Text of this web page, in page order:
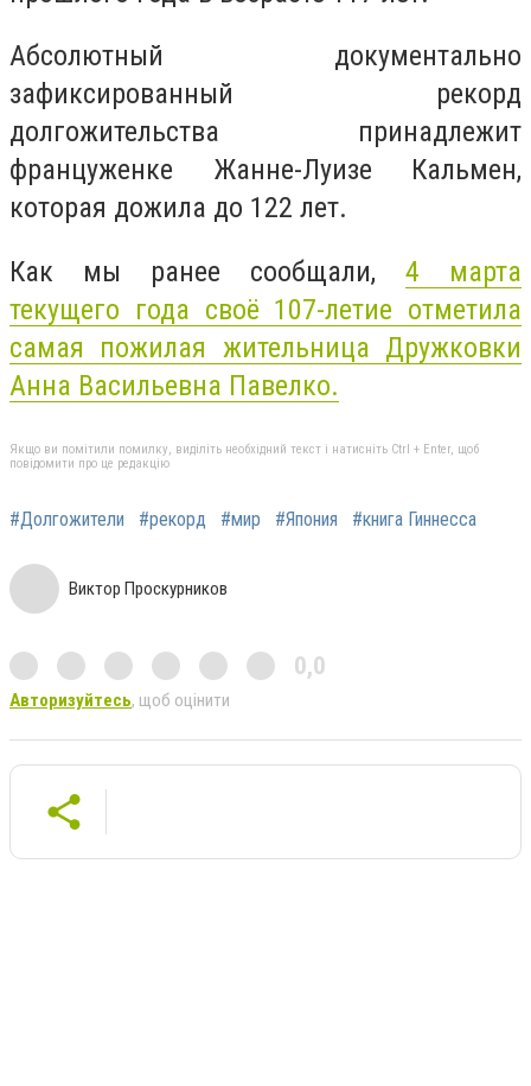
Абсолютный документально
зафиксированный рекорд
долгожительства принадлежит
француженке Жанне-Луизе Кальмен,
которая дожила до 122 лет.
Как мы ранее сообщали, 4 марта
текущего года своё 107-летие отметила
самая пожилая жительница Дружковки
Анна Васильевна Павелко.
Якщо ви помітили помилку, виділіть необхідний текст і натисніть Ctrl + Enter, щоб
повідомити про це редакцію
#Долгожители #рекорд #мир #Япония #книга Гиннесса
Виктор Проскурников
0,0
Авторизуйтесь, щоб оцінити